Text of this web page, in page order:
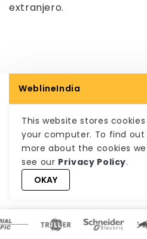
extranjero.
WeblineIndia
Costo total del proyecto
1x
Obtener el recurso/
1-3 días hábiles
tiempo de incorporación
This website stores
your computer. To find out
more about the cookies
see our Privacy Policy.
OKAY